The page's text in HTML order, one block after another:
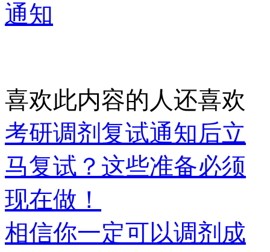
通知
喜欢此内容的人还喜欢
考研调剂复试通知后立
马复试？这些准备必须
现在做！
相信你一定可以调剂成